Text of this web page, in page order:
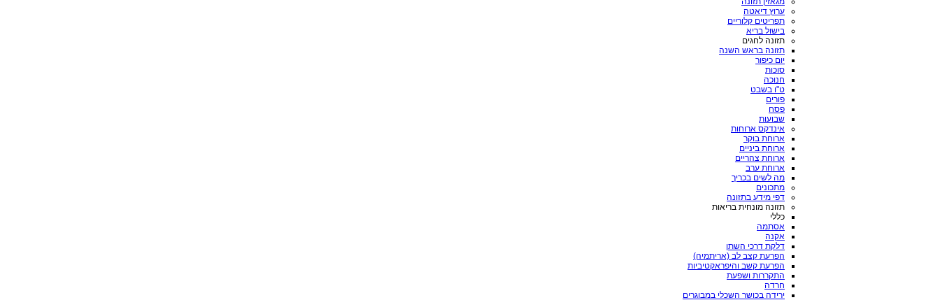
ערוץ דיאטה
תפריטים קלוריים
בישול בריא
תזונה לחגים
תזונה בראש השנה
יום כיפור
סוכות
חנוכה
ט"ו בשבט
פורים
פסח
שבועות
אינדקס ארוחות
ארוחת בוקר
ארוחת ביניים
ארוחת צהריים
ארוחת ערב
מה לשים בכריך
מתכונים
דפי מידע בתזונה
תזונה מונחית בריאות
כללי
אסתמה
אקנה
דלקת דרכי השתן
הפרעת קצב לב (אריתמיה)
הפרעת קשב והיפראקטיביות
התקררות ושפעת
חרדה
ירידה בכושר השכלי במבוגרים